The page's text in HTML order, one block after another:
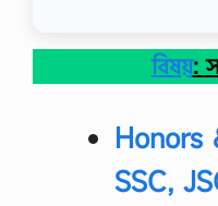
বিষয়:
Honors
SSC,